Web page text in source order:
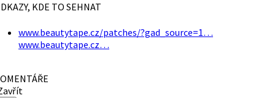
KDE TO SEHNAT
www.beautytape.cz/patches/?gad_source=1…
www.beautytape.cz…